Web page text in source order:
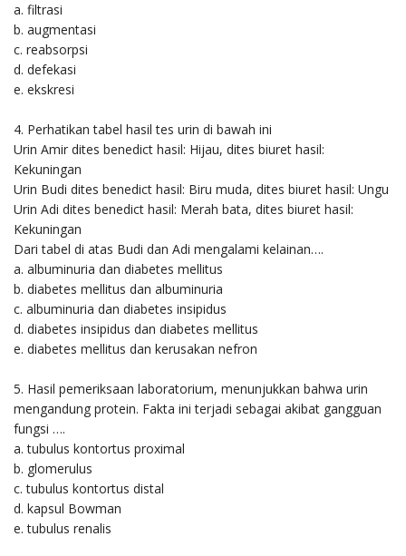
a. filtrasi
b. augmentasi
c. reabsorpsi
d. defekasi
e. ekskresi
4. Perhatikan tabel hasil tes urin di bawah ini
Urin Amir dites benedict hasil: Hijau, dites biuret hasil:
Kekuningan
Urin Budi dites benedict hasil: Biru muda, dites biuret hasil: Ungu
Urin Adi dites benedict hasil: Merah bata, dites biuret hasil:
Kekuningan
Dari tabel di atas Budi dan Adi mengalami kelainan….
a. albuminuria dan diabetes mellitus
b. diabetes mellitus dan albuminuria
c. albuminuria dan diabetes insipidus
d. diabetes insipidus dan diabetes mellitus
e. diabetes mellitus dan kerusakan nefron
5. Hasil pemeriksaan laboratorium, menunjukkan bahwa urin
mengandung protein. Fakta ini terjadi sebagai akibat gangguan
fungsi ….
a. tubulus kontortus proximal
b. glomerulus
c. tubulus kontortus distal
d. kapsul Bowman
e. tubulus renalis